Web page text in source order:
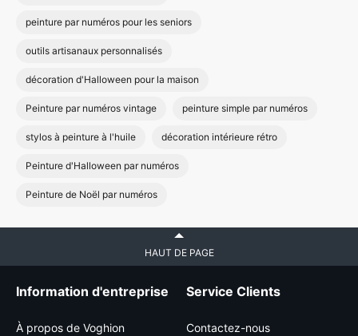
peinture par numéros pour les seniors
outils artisanaux personnalisés
décoration d'Halloween pour la maison
Peinture par numéros vintage peinture simple par numéros
stylos à peinture à l'huile décoration intérieure rétro
Peinture d'Halloween par numéros
Peinture de Noël par numéros
HAUT DE PAGE
Information d'entreprise
À propos de Voghion
Service Clients
Contactez-nous